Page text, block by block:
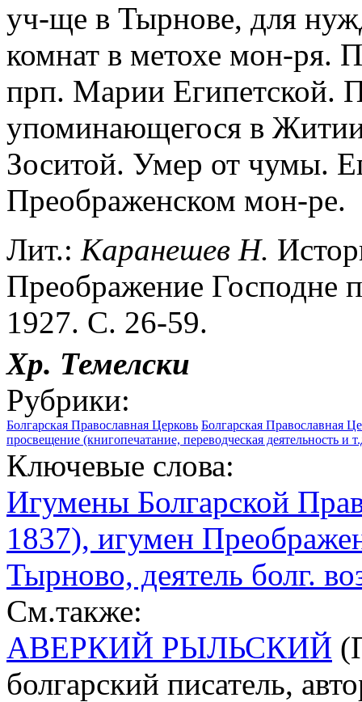
уч-ще в Тырнове, для
комнат в метохе мон-ря.
прп. Марии Египетской.
упоминающегося в
Зоситой. Умер от чумы.
Преображенском мон-ре.
Лит.: Каранешев Н.
Преображение Господне
1927. С. 26-59.
Хр. Темелски
Рубрики:
Болгарская Православная Церковь Болгарская Православная
просвещение (книгопечатание, переводческая деятельность и
Ключевые слова:
Игумены Болгарской
1837), игумен
Тырново, деятель болг.
См.также:
АВЕРКИЙ РЫЛЬСКИЙ
болгарский писатель,